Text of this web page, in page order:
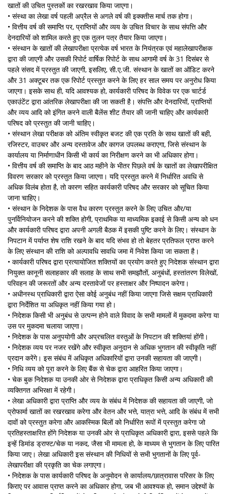
खातों की उचित पुस्तकों का रखरखाव किया जाएगा।
• संस्था का लेखा वर्ष पहली अप्रैल से अगले वर्ष की इक्‍क्‍तीस मार्च तक होगा।
• वित्तीय वर्ष की समाप्ति पर, प्राप्तियों और व्यय के उचित विचार के साथ संपत्ति और
देनदारियों को शामिल करते हुए एक तुलन पत्र तैयार किया जाएगा।
• संस्थान के खातों की लेखापरीक्षा प्रत्येक वर्ष भारत के नियंत्रक एवं महालेखापरीक्षक
द्वारा की जाएगी और उसकी रिपोर्ट वार्षिक रिपोर्ट के साथ आगामी वर्ष के 31 दिसंबर से
पहले संसद में प्रस्तुत की जाएगी, इसलिए, सी.ए.जी. संस्थान के खातों का ऑडिट करने
और 31 अक्टूबर तक एक रिपोर्ट प्रस्तुत करने के लिए हर साल समय पर अनुरोध किया
जाएगा। इसके साथ ही, यदि आवश्यक हो, कार्यकारी परिषद के विवेक पर एक चार्टर्ड
एकाउंटेंट द्वारा आंतरिक लेखापरीक्षा की जा सकती है। संपत्ति और देनदारियों, प्राप्तियों
और व्यय आदि को इंगित करने वाली बैलेंस शीट तैयार की जानी चाहिए और कार्यकारी
परिषद को प्रस्तुत की जानी चाहिए।
• संस्थान लेखा परीक्षक को अंतिम स्वीकृत बजट की एक प्रति के साथ खातों की बही,
रजिस्टर, वाउचर और अन्य दस्तावेज और कागज उपलब्ध कराएगा, जिसे संस्थान के
कार्यालय या निर्माणाधीन किसी भी कार्य का निरीक्षण करने का भी अधिकार होगा।
• वित्तीय वर्ष की समाप्ति के बाद आठ महीने के भीतर पिछले वर्ष के खातों का लेखापरीक्षित
विवरण सरकार को प्रस्तुत किया जाएगा। यदि प्रस्तुत करने में निर्धारित अवधि से
अधिक विलंब होता है, तो कारण सहित कार्यकारी परिषद और सरकार को सूचित किया
जाना चाहिए।
• संस्थान के निदेशक के पास वैध कारण प्रस्‍तुत करने के लिए उचित और/या
पुनर्विनियोजन करने की शक्ति होगी, प्राथमिक या माध्यमिक इकाई से किसी अन्य को धन
और कार्यकारी परिषद द्वारा अपनी अगली बैठक में इसकी पुष्टि करने के लिए। संस्थान के
निपटान में पर्याप्त शेष राशि रखने के बाद यदि संभव हो तो बेहतर प्रतिफल प्राप्त करने
के लिए संस्थान की राशि को अल्पावधि सावधि जमा में निवेश किया जा सकता है।
• कार्यकारी परिषद द्वारा प्रत्यायोजित शक्तियों का प्रयोग करते हुए निदेशक संस्थान द्वारा
नियुक्त कानूनी सलाहकार की सलाह के साथ सभी समझौतों, अनुबंधों, हस्तांतरण विलेखों,
परिवहन की जरूरतों और अन्य दस्तावेजों पर हस्ताक्षर और निष्पादन करेगा।
• अधीनस्थ प्राधिकारी द्वारा ऐसा कोई अनुबंध नहीं किया जाएगा जिसे सक्षम प्राधिकारी
द्वारा निर्देशित या अधिकृत नहीं किया गया हो।
• निदेशक किसी भी अनुबंध से उत्पन्न होने वाले विवाद के सभी मामलों में मुकदमा करेगा या
उस पर मुकदमा चलाया जाएगा।
• निदेशक के पास अनुपयोगी और अप्रचलित वस्तुओं के निपटान की शक्तियां होंगी।
• निदेशक व्यय पर नजर रखेंगे और स्वीकृत अनुदान से अधिक भुगतान की स्वीकृति नहीं
प्रदान करेंगे। इस संबंध में अधिकृत अधिकारियों द्वारा उनकी सहायता की जाएगी।
• निधि व्यय को पूरा करने के लिए बैंक से चेक द्वारा आहरित किया जाएगा।
• चेक बुक निदेशक या उनकी ओर से निदेशक द्वारा प्राधिकृत किसी अन्य अधिकारी की
व्यक्तिगत अभिरक्षा में रहेगी।
• लेखा अधिकारी द्वारा प्राप्ति और व्यय के संबंध में निदेशक की सहायता की जाएगी, जो
प्रोफार्मा खातों का रखरखाव करेगा और वेतन और भत्ते, यात्रा भत्ते, आदि के संबंध में सभी
दावों को प्रस्तुत करेगा और आकस्मिक बिलों को निर्धारित रूपों में प्रस्तुत करेगा जो
प्रतिहस्ताक्षरित होंगे निदेशक या उनकी ओर से प्राधिकृत अधिकारी द्वारा, इससे पहले कि
इन्हें डिमांड ड्राफ्ट/चेक या नकद, जैसा भी मामला हो, के माध्यम से भुगतान के लिए पारित
किया जाए। लेखा अधिकारी इस संस्थान की निधियों से सभी भुगतानों के लिए पूर्व-
लेखापरीक्षा की प्रकृति का चेक लगाएगा।
• निदेशक के पास कार्यकारी परिषद के अनुमोदन से कार्यालय/छात्रावास परिसर के लिए
किराए पर आवास प्राप्त करने का अधिकार होगा, जब भी आवश्यक हो, समान उद्देश्यों के